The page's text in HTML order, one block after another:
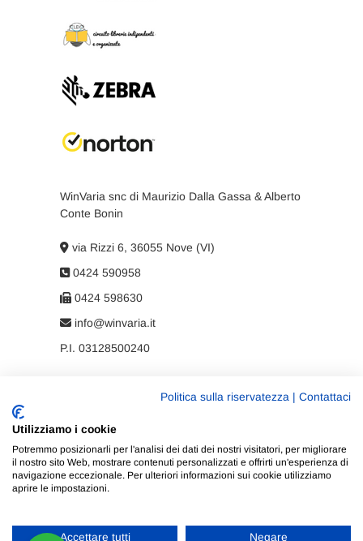
WinVaria snc di Maurizio Dalla Gassa & Alberto
Conte Bonin
via Rizzi 6, 36055 Nove (VI)
0424 590958
0424 598630
info@winvaria.it
P.I. 03128500240
Privacy policy
Politica sulla riservatezza Contattaci
Utilizziamo i cookie
Potremmo posizionarli per l'analisi dei dati dei nostri visitatori, per migliorare
il nostro sito Web, mostrare contenuti personalizzati e offrirti un'esperienza di
navigazione eccezionale. Per ulteriori informazioni sui cookie utilizziamo
aprire le impostazioni.
Accettare tutti Negare